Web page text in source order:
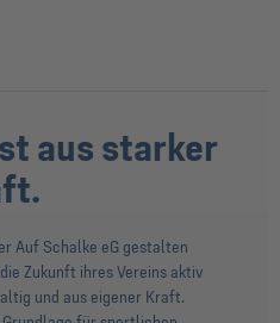
aus starker
Auf Schalke eG gestalten
Zukunft ihres Vereins aktiv
und aus eigener Kraft.